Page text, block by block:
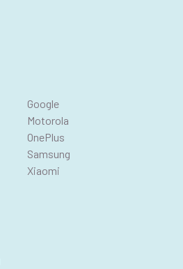
Google
Motorola
OnePlus
Samsung
Xiaomi